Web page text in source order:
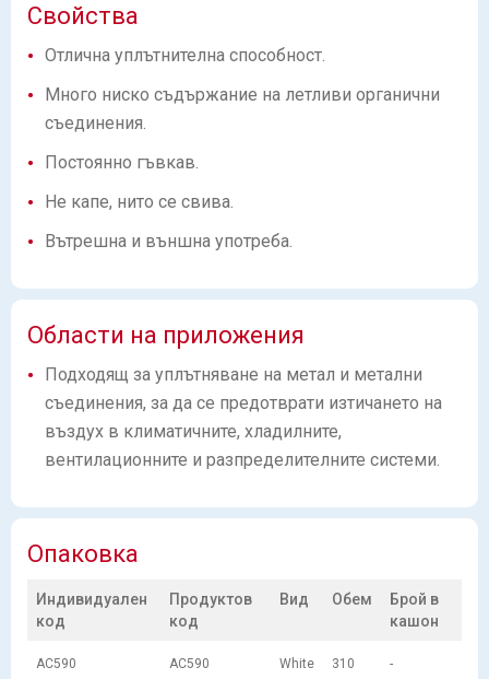
Свойства
Отлична уплътнителна способност.
Много ниско съдържание на летливи органични
съединения.
Постоянно гъвкав.
Не капе, нито се свива.
Вътрешна и външна употреба.
Области на приложения
Подходящ за уплътняване на метал и метални
съединения, за да се предотврати изтичането на
въздух в климатичните, хладилните,
вентилационните и разпределителните системи.
Опаковка
Индивидуален
код
Продуктов
код
Вид Обем
Брой в
кашон
AC590 AC590 White
310
-